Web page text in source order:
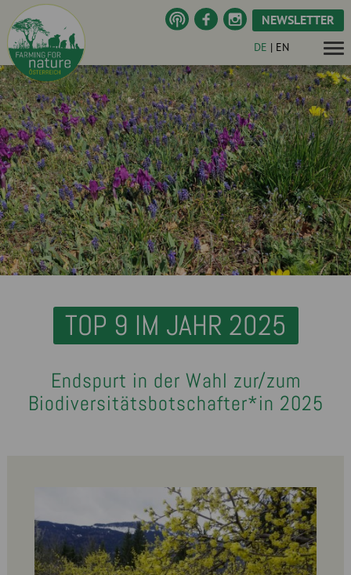
NEWSLETTER
DE | EN
TOP 9 IM JAHR 2025
Endspurt in der Wahl zur/zum
Biodiversitätsbotschafter*in 2025